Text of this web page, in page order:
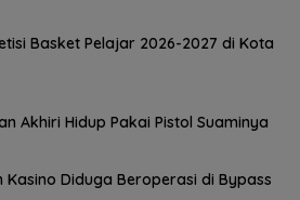
Basket Pelajar 2026-2027 di Kota
Akhiri Hidup Pakai Pistol Suaminya
Kasino Diduga Beroperasi di Bypass